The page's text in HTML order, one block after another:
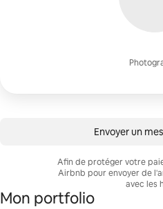
Envoyer un
Afin de protéger votre
Airbnb pour envoyer de
avec les
Mon portfolio